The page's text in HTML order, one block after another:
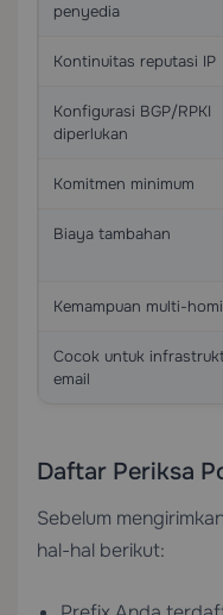
penyedia
Kontinuitas reputasi IP
Konfigurasi BGP/RPKI
diperlukan
Komitmen minimum
Biaya tambahan
Kemampuan multi-
Cocok untuk
email
Daftar Periksa
Sebelum
hal-hal berikut: